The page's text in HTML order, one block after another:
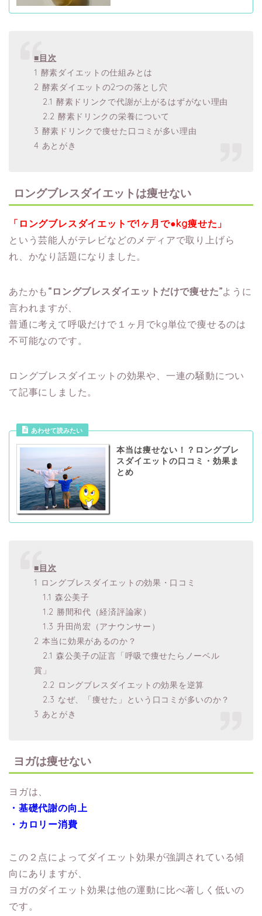
■目次
1 酵素ダイエットの仕組みとは
2 酵素ダイエットの2つの落とし穴
2.1 酵素ドリンクで代謝が上がるはずがない理由
2.2 酵素ドリンクの栄養について
3 酵素ドリンクで痩せた口コミが多い理由
4 あとがき
ロングブレスダイエットは痩せない
「ロングブレスダイエットで1ヶ月で●kg痩せた」
という芸能人がテレビなどのメディアで取り上げら
れ、かなり話題になりました。
あたかも “ロングブレスダイエットだけで痩せた”ように
言われますが、
普通に考えて呼吸だけで１ヶ月でkg単位で痩せるのは
不可能なのです。
ロングブレスダイエットの効果や、一連の騒動につい
て記事にしました。
あわせて読みたい
本当は痩せない！？ロングブレ
スダイエットの口コミ・効果ま
とめ
■目次
1 ロングブレスダイエットの効果・口コミ
1.1 森公美子
1.2 勝間和代（経済評論家）
1.3 升田尚宏（アナウンサー）
2 本当に効果があるのか？
2.1 森公美子の証言「呼吸で痩せたらノーベル
賞」
2.2 ロングブレスダイエットの効果を逆算
2.3 なぜ、「痩せた」という口コミが多いのか？
3 あとがき
ヨガは痩せない
ヨガは、
・基礎代謝の向上
・カロリー消費
この２点によってダイエット効果が強調されている傾
向にありますが、
ヨガのダイエット効果は他の運動に比べ著しく低いの
です。